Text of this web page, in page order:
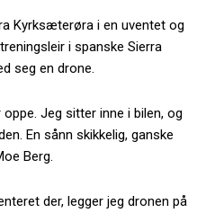
Kyrksæterøra i en uventet og
i spanske Sierra
seg en drone.
Jeg sitter inne i bilen, og
En sånn skikkelig, ganske
Berg.
der, legger jeg dronen på